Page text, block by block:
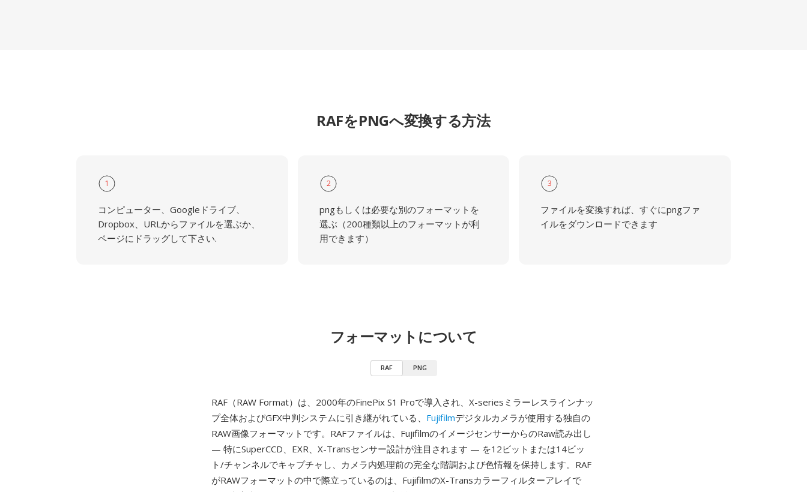
RAFをPNGへ変換する方法
1
コンピューター、Googleドライブ、
Dropbox、URLからファイルを選ぶか、
ページにドラッグして下さい.
2
pngもしくは必要な別のフォーマットを
選ぶ（200種類以上のフォーマットが利
用できます）
3
ファイルを変換すれば、すぐにpngファ
イルをダウンロードできます
フォーマットについて
RAF PNG
RAF（RAW Format）は、2000年のFinePix S1 Proで導入され、X-seriesミラーレスラインナッ
プ全体およびGFX中判システムに引き継がれている、 Fujifilmデジタルカメラが使用する独自の
RAW画像フォーマットです。RAFファイルは、FujifilmのイメージセンサーからのRaw読み出し
— 特にSuperCCD、EXR、X-Transセンサー設計が注目されます — を12ビットまたは14ビッ
ト/チャンネルでキャプチャし、カメラ内処理前の完全な階調および色情報を保持します。RAF
がRAWフォーマットの中で際立っているのは、FujifilmのX-Transカラーフィルターアレイで